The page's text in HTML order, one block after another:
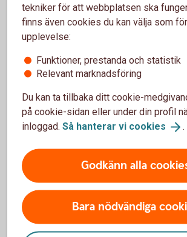
För att hitta din fonds Sharpekvot - följ
Gå till vår fondlista
Sharpekvot visas i rutan Fördjupad
(spara.swedbank.se)
Hur kan jag förbättra min
tekniker för att webbplatsen ska
finns även cookies du kan välja som
upplevelse:
Funktioner, prestanda och statistik
Relevant marknadsföring
Du kan ta tillbaka ditt cookie-
på cookie-sidan eller under din profil
inloggad. Så hanterar vi cookies .
Godkänn alla
Bara nödvändiga